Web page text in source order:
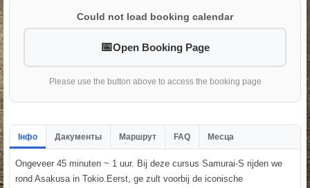
Could not load booking calendar
Open Booking Page
Please use the button above to access the booking page
Інфо Дакументы Маршрут FAQ Месца
Ongeveer 45 minuten ~ 1 uur. Bij deze cursus Samurai-S rijden we
rond Asakusa in Tokio.Eerst, ge zult voorbij de iconische